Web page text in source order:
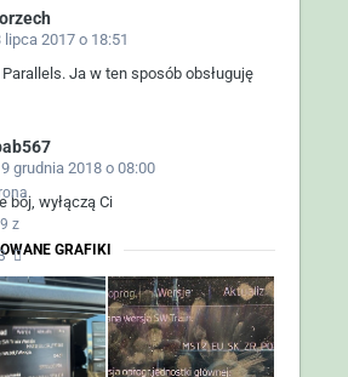
z
lipca 2017 o 18:51
Ja w ten sposób obsługuję
grudnia 2018 o 08:00
bój, wyłączą Ci
GRAFIKI